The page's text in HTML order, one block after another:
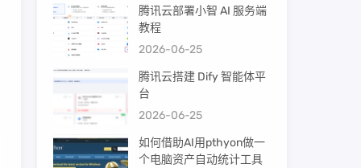
腾讯云部署小智 AI 服务端
教程
2026-06-25
腾讯云搭建 Dify 智能体平
台
2026-06-25
如何借助AI用pthyon做一
个电脑资产自动统计工具